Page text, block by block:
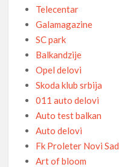
Telecentar
Galamagazine
SC park
Balkandzije
Opel delovi
Skoda klub srbija
011 auto delovi
Auto test balkan
Auto delovi
Fk Proleter Novi Sad
Art of bloom